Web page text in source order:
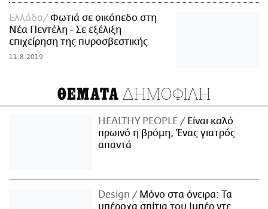
Ελλάδα
Φωτιά σε οικόπεδο στη
Νέα Πεντέλη - Σε εξέλιξη
επιχείρηση της πυροσβεστικής
11.8.2019
ΘΕΜΑΤΑ ΔΗΜΟΦΙΛΗ
HEALTHY PEOPLE
Είναι καλό
πρωινό η βρόμη; Ένας γιατρός
απαντά
Design
Μόνο στα όνειρα: Τα